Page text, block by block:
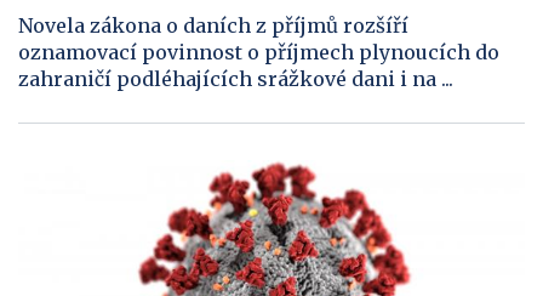
Novela zákona o daních z příjmů rozšíří
oznamovací povinnost o příjmech plynoucích do
zahraničí podléhajících srážkové dani i na ...